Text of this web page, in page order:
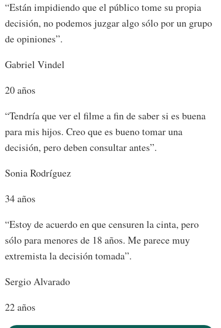
“Están impidiendo que el público tome su propia
decisión, no podemos juzgar algo sólo por un grupo
de opiniones”.
Gabriel Vindel
20 años
“Tendría que ver el filme a fin de saber si es buena
para mis hijos. Creo que es bueno tomar una
decisión, pero deben consultar antes”.
Sonia Rodríguez
34 años
“Estoy de acuerdo en que censuren la cinta, pero
sólo para menores de 18 años. Me parece muy
extremista la decisión tomada”.
Sergio Alvarado
22 años